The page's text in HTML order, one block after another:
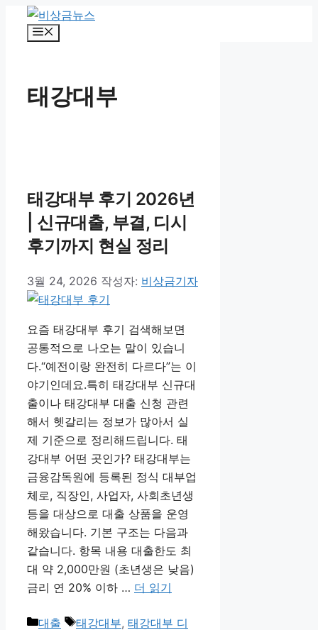
뉴
태강대부
태강대부 후기 2026년
| 신규대출, 부결, 디시
후기까지 현실 정리
3월 24, 2026 작성자: 비상금기자
요즘 태강대부 후기 검색해보면
공통적으로 나오는 말이 있습니
다.“예전이랑 완전히 다르다”는 이
야기인데요.특히 태강대부 신규대
출이나 태강대부 대출 신청 관련
해서 헷갈리는 정보가 많아서 실
제 기준으로 정리해드립니다. 태
강대부 어떤 곳인가? 태강대부는
금융감독원에 등록된 정식 대부업
체로, 직장인, 사업자, 사회초년생
등을 대상으로 대출 상품을 운영
해왔습니다. 기본 구조는 다음과
같습니다. 항목 내용 대출한도 최
대 약 2,000만원 (초년생은 낮음)
금리 연 20% 이하 … 더 읽기
카
대출
태
태강대부, 태강대부 디